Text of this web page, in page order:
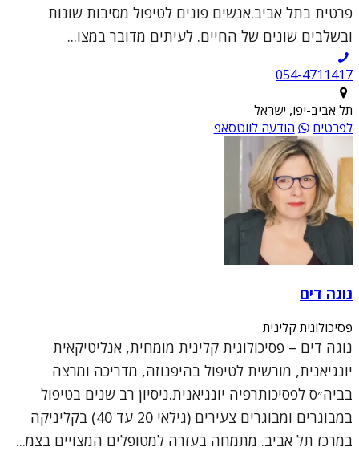
פרטית בתל אביב.אנשים פונים לטיפול מסיבות שונות
ובשלבים שונים של החיים. לעיתים מדובר במצו...
054-4711417
תל אביב-יפו, ישראל
לפרטים
הודעה לווטסאפ
נוגה דים
פסיכולוגית קלינית
נוגה דים – פסיכולוגית קלינית מומחית, אנליטיקאית
יונגיאנית, מורשית לטיפול בהיפנוזה, מדריכה ומרצה
בביה״ס לפסיכותרפיה יונגיאנית.ניסיון רב שנים בטיפול
במבוגרים ומבוגרים צעירים (גילאי 20 עד 40) בקליניקה
במרכז תל אביב. מתמחה בעזרה למטופלים המצויים בצמ...